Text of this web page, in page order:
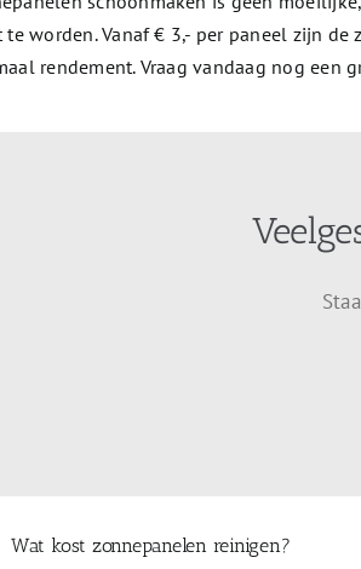
te worden. Vanaf € 3,- per paneel zijn
rendement. Vraag vandaag nog een
Wat kost zonnepanelen reinigen?